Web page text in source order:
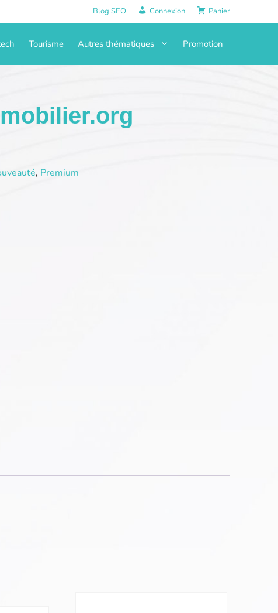
Blog SEO Connexion Panier
Tourisme Autres thématiques Promotion
, Premium